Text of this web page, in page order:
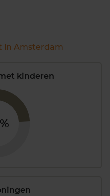
in Amsterdam
kinderen